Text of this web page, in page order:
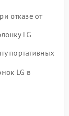
отказе от
LG
портативных
LG в